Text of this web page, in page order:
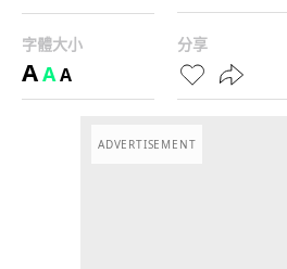
字體大小
AAA
分享
ADVERTISEMENT